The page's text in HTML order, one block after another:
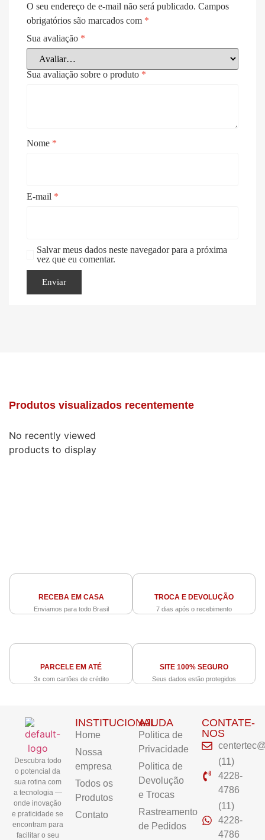
O seu endereço de e-mail não será publicado. Campos
obrigatórios são marcados com *
Sua avaliação *
Sua avaliação sobre o produto *
Nome *
E-mail *
Salvar meus dados neste navegador para a próxima
vez que eu comentar.
Produtos visualizados recentemente
No recently viewed
products to display
RECEBA EM CASA
Enviamos para todo Brasil
TROCA E DEVOLUÇÃO
7 dias após o recebimento
PARCELE EM ATÉ
3x com cartões de crédito
SITE 100% SEGURO
Seus dados estão protegidos
Descubra todo
o potencial da
sua rotina com
a tecnologia —
onde inovação
e praticidade se
encontram para
facilitar o seu
INSTITUCIONAL
Home
Nossa
empresa
Todos os
Produtos
Contato
AJUDA
Politica de
Privacidade
Politica de
Devolução
e Trocas
Rastreamento
de Pedidos
CONTATE-
NOS
(11)
4228-
4786
(11)
4228-
4786